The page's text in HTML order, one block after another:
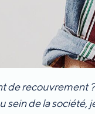
de
sein de la